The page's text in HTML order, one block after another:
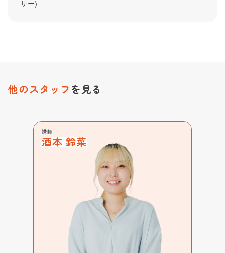
サー)
他のスタッフ を見る
講師
酒本 鈴菜